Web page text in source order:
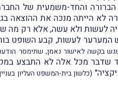
הברורה והחד-משמעית של
לא הייתה מנכּה את ההוצאה
לעשות ולא עשה, אלא רק מה
בקשה לאישור נאמן, שתימסר הודעה
שדבר מכּל אלה לא התבצע
(כלשון בית-המשפט העליון